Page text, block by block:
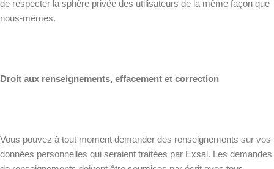
de respecter la sphère privée des utilisateurs de la même façon que
nous-mêmes.
Droit aux renseignements, effacement et correction
Vous pouvez à tout moment demander des renseignements sur vos
données personnelles qui seraient traitées par Exsal. Les demandes